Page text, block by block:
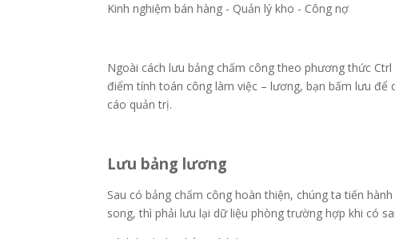
Kinh nghiệm bán hàng - Quản lý kho - Công nợ
Ngoài cách lưu bảng chấm công theo phương thức
điểm tính toán công làm việc – lương, bạn bấm lưu
cáo quản trị.
Lưu bảng lương
Sau có bảng chấm công hoàn thiện, chúng ta tiến
song, thì phải lưu lại dữ liệu phòng trường hợp khi có